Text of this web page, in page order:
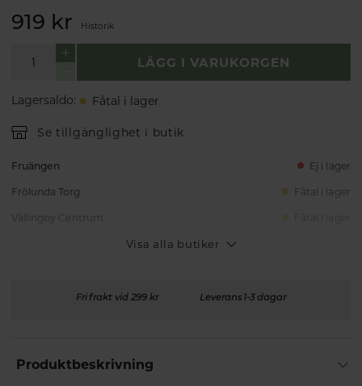
919 kr Historik
LÄGG I VARUKORGEN
Lagersaldo: Fåtal i lager
Se tillgänglighet i butik
Fruängen Ej i lager
Frölunda Torg Fåtal i lager
Visa alla butiker
Fri frakt vid 299 kr Leverans 1-3 dagar
Produktbeskrivning